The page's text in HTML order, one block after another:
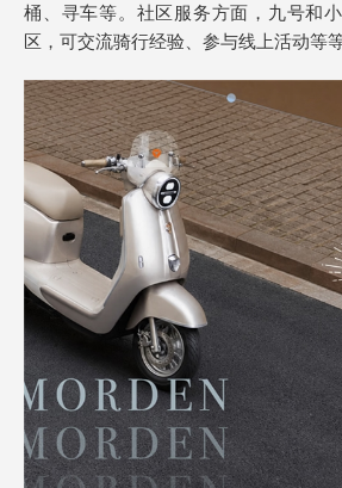
桶、寻车等。社区服务方面，九号和
区，可交流骑行经验、参与线上活动等等